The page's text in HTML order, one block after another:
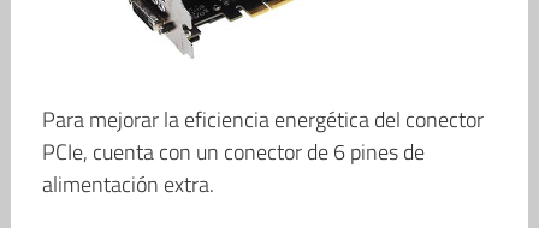
Para mejorar la eficiencia energética del conector
PCIe, cuenta con un conector de 6 pines de
alimentación extra.